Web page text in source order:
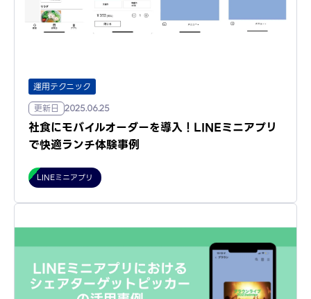
運用テクニック
更新日
2025.06.25
社食にモバイルオーダーを導入！LINEミニアプリ
で快適ランチ体験事例
LINEミニアプリ